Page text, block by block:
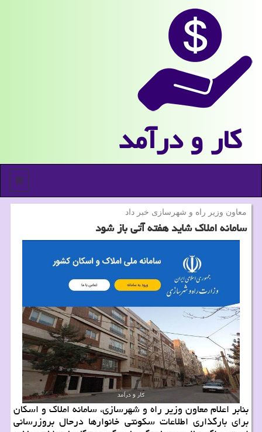
كار و درآمد
منو
معاون وزیر راه و شهرسازی خبر داد
سامانه املاك شاید هفته آتی باز شود
بنابر اعلام معاون وزیر راه و شهرسازی، سامانه املاک و اسکان
برای بارگذاری اطلاعات سکونتی خانوارها درحال بروزرسانی